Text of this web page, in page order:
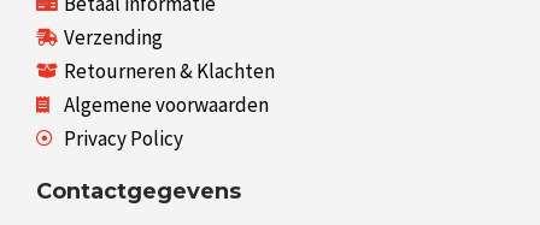
Verzending
Retourneren & Klachten
Algemene voorwaarden
Privacy Policy
Contactgegevens